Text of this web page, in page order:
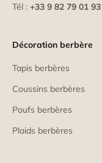
Tél : +33 9 82 79 01 93
Décoration berbère
Tapis berbères
Coussins berbères
Poufs berbères
Plaids berbères